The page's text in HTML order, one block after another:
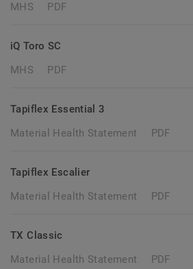
MHS
PDF
iQ Toro SC
MHS
PDF
Tapiflex Essential 3
Material Health Statement
PDF
Tapiflex Escalier
Material Health Statement
PDF
TX Classic
Material Health Statement
PDF